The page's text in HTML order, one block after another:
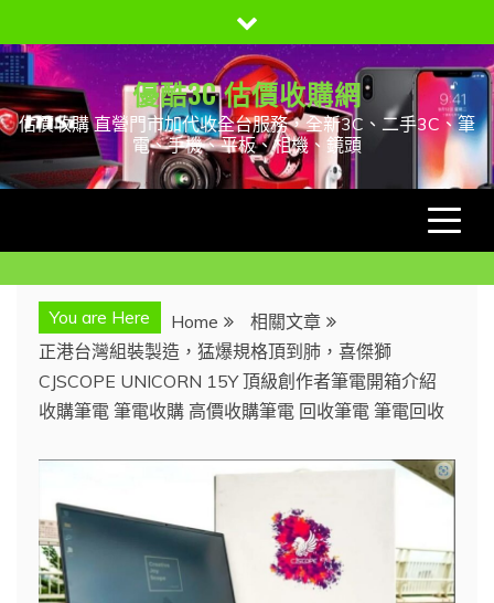
to
content
優酷3C 估價收購網
估價收購 直營門市加代收全台服務，全新3C、二手3C、筆
電、手機、平板、相機、鏡頭
You are Here Home
相關文章
正港台灣組裝製造，猛爆規格頂到肺，喜傑獅
CJSCOPE UNICORN 15Y 頂級創作者筆電開箱介紹
收購筆電 筆電收購 高價收購筆電 回收筆電 筆電回收